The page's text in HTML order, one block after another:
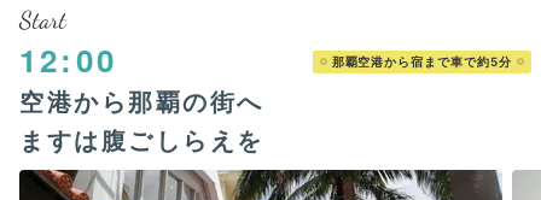
Start
12:00 那覇空港から宿まで車で約5分
空港から那覇の街へ
ますは腹ごしらえを